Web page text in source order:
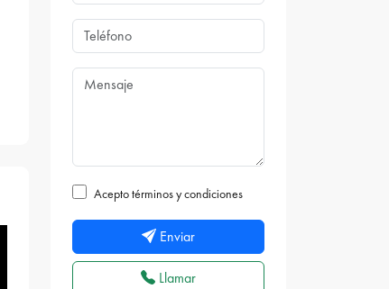
Acepto términos y condiciones
Enviar
Llamar